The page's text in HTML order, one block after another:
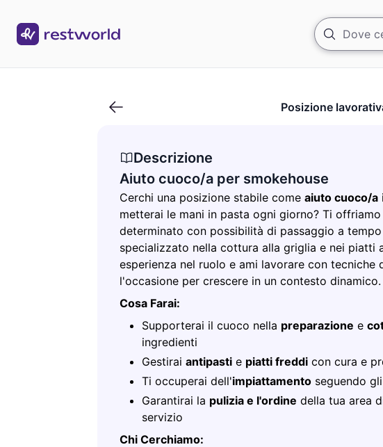
Posizione
Descrizione
Aiuto cuoco/a per smokehouse
Cerchi una posizione stabile come aiuto cuoco/a
metterai le mani in pasta ogni giorno? Ti
determinato con possibilità di passaggio a
specializzato nella cottura alla griglia e nei piatti
esperienza nel ruolo e ami lavorare con
l'occasione per crescere in un contesto dinamico.
Cosa Farai:
Supporterai il cuoco nella preparazione e
ingredienti
Gestirai antipasti e piatti freddi con cura e
Ti occuperai dell'impiattamento seguendo
Garantirai la pulizia e l'ordine della tua area
servizio
Chi Cerchiamo: